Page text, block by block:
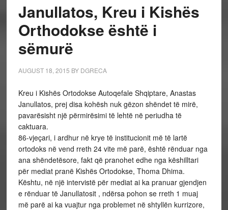
Janullatos, Kreu i Kishës
Orthodokse është i
sëmurë
AUGUST 18, 2015 BY DGRECA
Kreu i Kishës Ortodokse Autoqefale Shqiptare, Anastas
Janullatos, prej disa kohësh nuk gëzon shëndet të mirë,
pavarësisht një përmirësimi të lehtë në periudha të
caktuara.
86­-vjeçari, i ardhur në krye të institucionit më të lartë
ortodoks në vend rreth 24 vite më parë, është rënduar nga
ana shëndetësore, fakt që pranohet edhe nga këshilltari
për mediat pranë Kishës Ortodokse, Thoma Dhima.
Kështu, në një intervistë për mediat ai ka pranuar gjendjen
e rënduar të Janullatosit , ndërsa pohon se rreth 1 muaj
më parë ai ka vuajtur nga problemet në shtyllën kurrizore,